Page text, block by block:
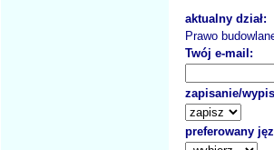
aktualny dział:
Prawo
Twój e-mail:
zapisanie/
preferowany